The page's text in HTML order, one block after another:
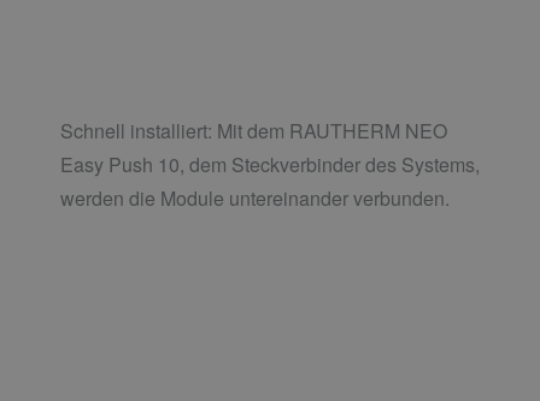
Schnell installiert: Mit dem RAUTHERM NEO
Easy Push 10, dem Steckverbinder des Systems,
werden die Module untereinander verbunden.